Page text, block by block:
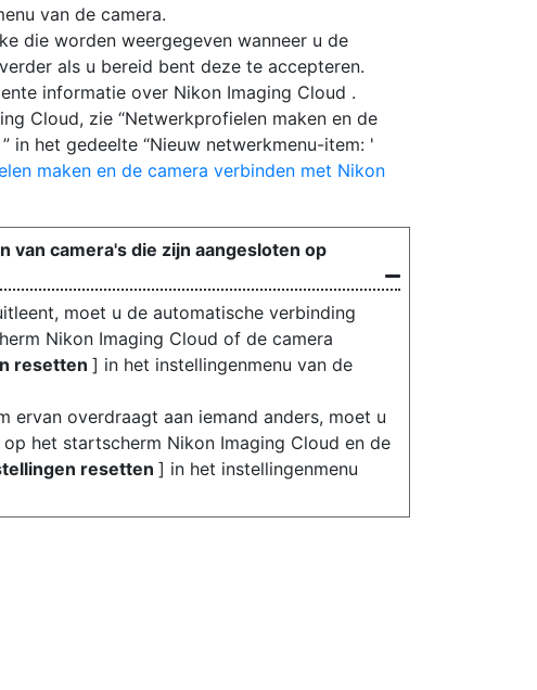
van de camera.
die worden weergegeven wanneer u de
als u bereid bent deze te accepteren.
informatie over Nikon Imaging Cloud .
Cloud, zie “Netwerkprofielen maken en de
in het gedeelte “Nieuw netwerkmenu-item: '
maken en de camera verbinden met Nikon
van camera's die zijn aangesloten op
moet u de automatische verbinding
Nikon Imaging Cloud of de camera
resetten ] in het instellingenmenu van de
ervan overdraagt aan iemand anders, moet u
het startscherm Nikon Imaging Cloud en de
resetten ] in het instellingenmenu